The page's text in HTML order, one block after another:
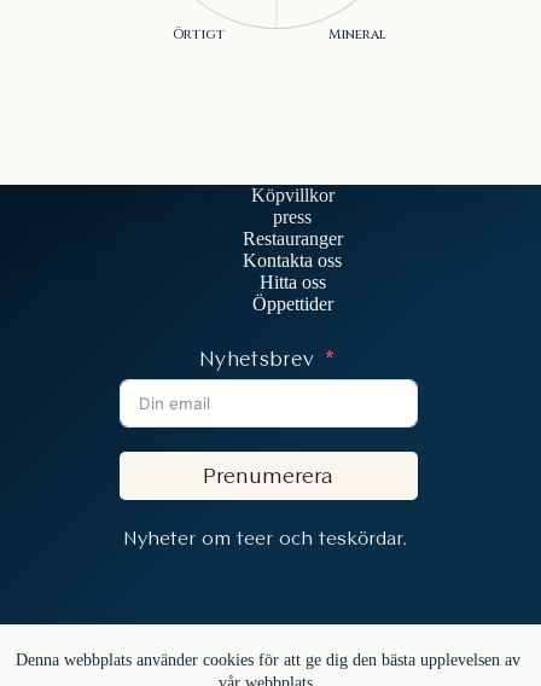
Denna webbplats använder cookies för att ge dig den bästa upplevelsen av
Köpvillkor
press
Restauranger
Kontakta oss
Hitta oss
Öppettider
Nyhetsbrev
Prenumerera
Nyheter om teer och teskördar.